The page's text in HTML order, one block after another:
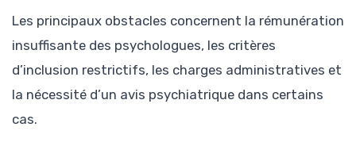
Les principaux obstacles concernent la rémunération
insuffisante des psychologues, les critères
d’inclusion restrictifs, les charges administratives et
la nécessité d’un avis psychiatrique dans certains
cas.